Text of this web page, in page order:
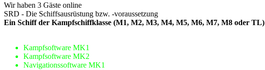
Wir haben 3 Gäste online
SRD - Die Schiffsausrüstung bzw. -voraussetzung
Ein Schiff der Kampfschiffklasse (M1, M2, M3, M4, M5, M6, M7, M8 oder TL)
Kampfsoftware MK1
Kampfsoftware MK2
Navigationssoftware MK1